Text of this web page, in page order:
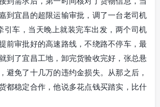
到宜昌的超限运输审批，调了一台老司机
引车，当天晚上就装完车出发，两个司机
前审批好的高速路线，不绕路不停车，最
到了宜昌工地，卸完货验收完好，张总悬
避免了十几万的违约金损失。从那之后，
都稳定合作，他说多花点钱买踏实，比什